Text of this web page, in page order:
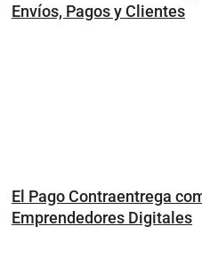
Envíos, Pagos y Clientes
El Pago Contraentrega
Emprendedores Digitales